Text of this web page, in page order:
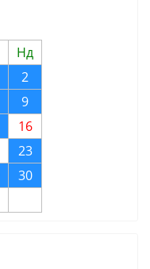
Нд
2
9
16
23
30